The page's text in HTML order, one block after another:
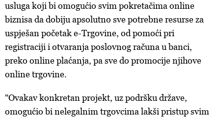
usluga koji bi omogućio svim pokretačima online
biznisa da dobiju apsolutno sve potrebne resurse za
uspješan početak e-Trgovine, od pomoći pri
registraciji i otvaranja poslovnog računa u banci,
preko online plaćanja, pa sve do promocije njihove
online trgovine.
"Ovakav konkretan projekt, uz podršku države,
omogućio bi nelegalnim trgovcima lakši pristup svim